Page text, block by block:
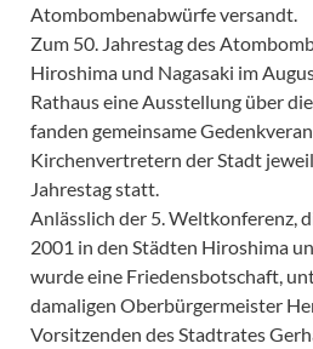
Atombombenabwürfe versandt.
Zum 50. Jahrestag des
Hiroshima und Nagasaki im
Rathaus eine Ausstellung über
fanden gemeinsame
Kirchenvertretern der Stadt
Jahrestag statt.
Anlässlich der 5. Weltkonferenz,
2001 in den Städten Hiroshima
wurde eine Friedensbotschaft,
damaligen Oberbürgermeister
Vorsitzenden des Stadtrates